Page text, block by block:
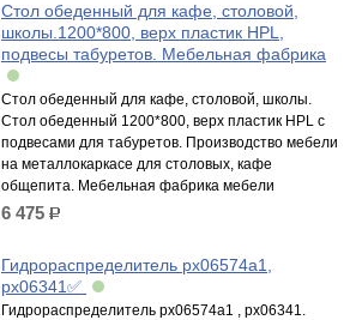
Стол обеденный для кафе, столовой,
школы.1200*800, верх пластик HPL,
подвесы табуретов. Мебельная фабрика
Стол обеденный для кафе, столовой, школы.
Стол обеденный 1200*800, верх пластик HPL с
подвесами для табуретов. Производство мебели
на металлокаркасе для столовых, кафе
общепита. Мебельная фабрика мебели
6 475 р.
Гидрораспределитель рх06574а1,
рх06341✅
Гидрораспределитель рх06574а1 , рх06341.